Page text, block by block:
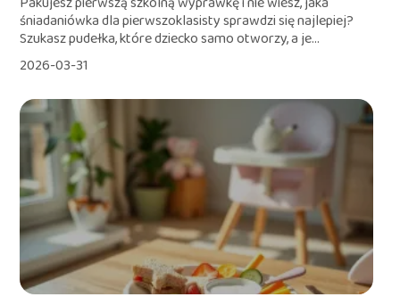
śniadaniówka dla pierwszoklasisty sprawdzi się najlepiej?
Szukasz pudełka, które dziecko samo otworzy, a je...
2026-03-31